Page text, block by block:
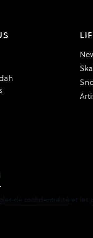
de confidentialité et les